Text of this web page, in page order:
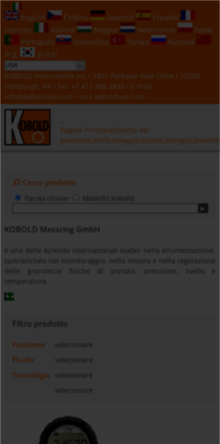
English
Čeština Deutsch
Español
Français
Italiano Magyar Nederlands
Polski
Português
Slovenčina Türkçe
Русский
中文
한국의
KOBOLD Instruments Inc • 1801 Parkway View Drive • 15205
Pittsburgh, PA • Tel:
+1 412 788 2830 • E-mail:
info@koboldusa.com • visit koboldusa.com
Pagina PrincipaleScelta del
prodottoCertificati Applicazioni CatalogoContatti
Cerca prodotto
Modello Kobold
KOBOLD Messring GmbH
è una delle Aziende internazionali leader nella strumentazione,
specializzata nel monitoraggio, nella misura e nella regolazione
delle grandezze fisiche di portata, pressione, livello e
Filtro prodotto
Funzione
Fluido
Tecnologia